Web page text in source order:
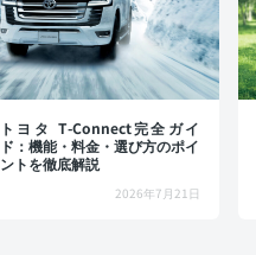
トヨタ T-Connect完全ガイ
ド：機能・料金・選び方のポイ
ントを徹底解説
2026年7月21日